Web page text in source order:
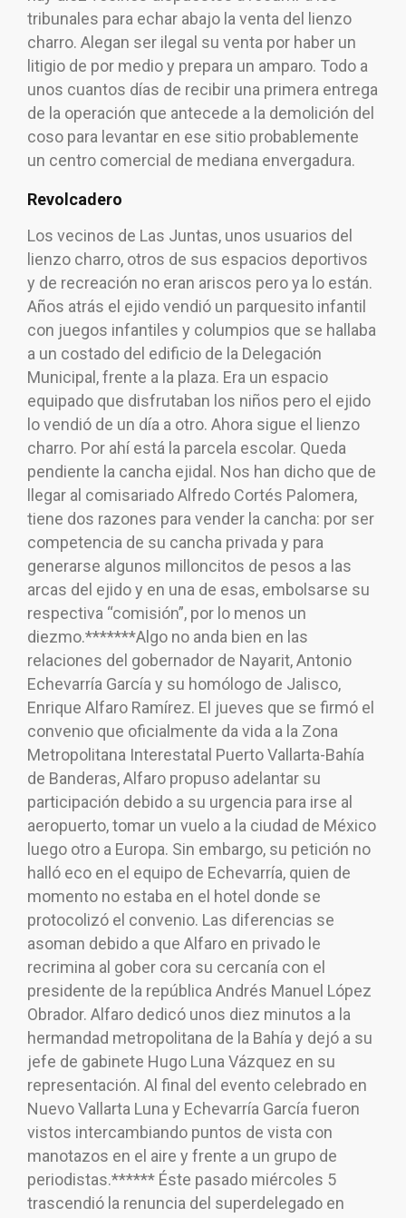
tribunales para echar abajo la venta del lienzo
charro. Alegan ser ilegal su venta por haber un
litigio de por medio y prepara un amparo. Todo a
unos cuantos días de recibir una primera entrega
de la operación que antecede a la demolición del
coso para levantar en ese sitio probablemente
un centro comercial de mediana envergadura.
Revolcadero
Los vecinos de Las Juntas, unos usuarios del
lienzo charro, otros de sus espacios deportivos
y de recreación no eran ariscos pero ya lo están.
Años atrás el ejido vendió un parquesito infantil
con juegos infantiles y columpios que se hallaba
a un costado del edificio de la Delegación
Municipal, frente a la plaza. Era un espacio
equipado que disfrutaban los niños pero el ejido
lo vendió de un día a otro. Ahora sigue el lienzo
charro. Por ahí está la parcela escolar. Queda
pendiente la cancha ejidal. Nos han dicho que de
llegar al comisariado Alfredo Cortés Palomera,
tiene dos razones para vender la cancha: por ser
competencia de su cancha privada y para
generarse algunos milloncitos de pesos a las
arcas del ejido y en una de esas, embolsarse su
respectiva “comisión”, por lo menos un
diezmo.*******Algo no anda bien en las
relaciones del gobernador de Nayarit, Antonio
Echevarría García y su homólogo de Jalisco,
Enrique Alfaro Ramírez. El jueves que se firmó el
convenio que oficialmente da vida a la Zona
Metropolitana Interestatal Puerto Vallarta-Bahía
de Banderas, Alfaro propuso adelantar su
participación debido a su urgencia para irse al
aeropuerto, tomar un vuelo a la ciudad de México
luego otro a Europa. Sin embargo, su petición no
halló eco en el equipo de Echevarría, quien de
momento no estaba en el hotel donde se
protocolizó el convenio. Las diferencias se
asoman debido a que Alfaro en privado le
recrimina al gober cora su cercanía con el
presidente de la república Andrés Manuel López
Obrador. Alfaro dedicó unos diez minutos a la
hermandad metropolitana de la Bahía y dejó a su
jefe de gabinete Hugo Luna Vázquez en su
representación. Al final del evento celebrado en
Nuevo Vallarta Luna y Echevarría García fueron
vistos intercambiando puntos de vista con
manotazos en el aire y frente a un grupo de
periodistas.****** Éste pasado miércoles 5
trascendió la renuncia del superdelegado en